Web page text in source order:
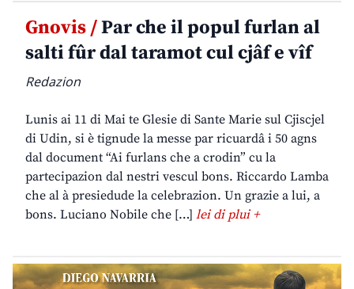
Gnovis /Par che il popul furlan al
salti fûr dal taramot cul cjâf e vîf
Redazion
Lunis ai 11 di Mai te Glesie di Sante Marie sul Cjiscjel
di Udin, si è tignude la messe par ricuardâ i 50 agns
dal document “Ai furlans che a crodin” cu la
partecipazion dal nestri vescul bons. Riccardo Lamba
che al à presiedude la celebrazion. Un grazie a lui, a
bons. Luciano Nobile che […] lei di plui +